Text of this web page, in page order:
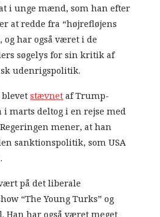
i unge mænd, som han efter
at redde fra “højrefløjens
og har også været i de
søgelys for sin kritik af
udenrigspolitik.
blevetstævnetaf Trump-
i marts deltog i en rejse med
mener, at han
sanktionspolitik, som USA
på det liberale
“The Young Turks” og